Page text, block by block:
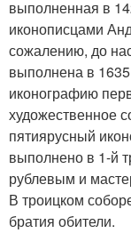
выполненная в
иконописцами
сожалению, до
выполнена в
иконографию
художественное
пятиярусный
выполнено в 1-й
рублевым и
В троицком
братия обители.